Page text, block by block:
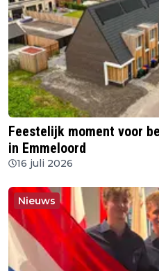
Feestelijk moment voor
in Emmeloord
16 juli 2026
Nieuws